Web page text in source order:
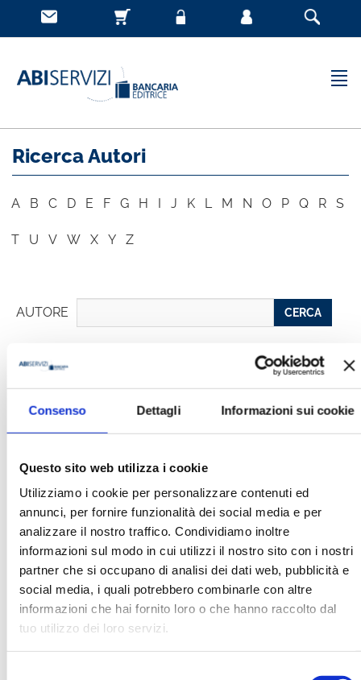
Consenso Dettagli Informazioni sui cookie
Questo sito web utilizza i cookie
Utilizziamo i cookie per personalizzare contenuti ed
annunci, per fornire funzionalità dei social media e per
analizzare il nostro traffico. Condividiamo inoltre
informazioni sul modo in cui utilizzi il nostro sito con i nostri
partner che si occupano di analisi dei dati web, pubblicità e
social media, i quali potrebbero combinarle con altre
informazioni che hai fornito loro o che hanno raccolto dal
tuo utilizzo dei loro servizi.
Ricerca Autori
A B C D E F G H I J K L M N O P Q R S
T U V W X Y Z
AUTORE CERCA
Giuseppe Rimo
Università del Salento
Ha pubblicato con noi